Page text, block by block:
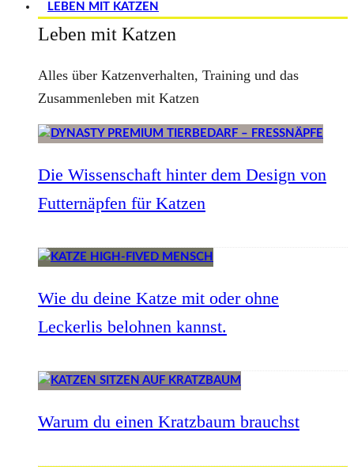
LEBEN MIT KATZEN
Leben mit Katzen
Alles über Katzenverhalten, Training und das
Zusammenleben mit Katzen
Die Wissenschaft hinter dem Design von
Futternäpfen für Katzen
Wie du deine Katze mit oder ohne
Leckerlis belohnen kannst.
Warum du einen Kratzbaum brauchst